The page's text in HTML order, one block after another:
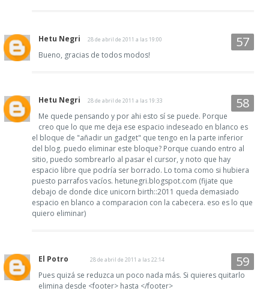
Hetu Negri 28 de abril de 2011 a las 19:00
Bueno, gracias de todos modos!
Hetu Negri 28 de abril de 2011 a las 19:33
Me quede pensando y por ahi esto sí se puede. Porque
creo que lo que me deja ese espacio indeseado en blanco es
el bloque de "añadir un gadget" que tengo en la parte inferior
del blog. puedo eliminar este bloque? Porque cuando entro al
sitio, puedo sombrearlo al pasar el cursor, y noto que hay
espacio libre que podría ser borrado. Lo toma como si hubiera
puesto parrafos vacíos. hetunegri.blogspot.com (fijate que
debajo de donde dice unicorn birth::2011 queda demasiado
espacio en blanco a comparacion con la cabecera. eso es lo que
quiero eliminar)
El Potro 28 de abril de 2011 a las 22:14
Pues quizá se reduzca un poco nada más. Si quieres quitarlo
elimina desde <footer> hasta </footer>